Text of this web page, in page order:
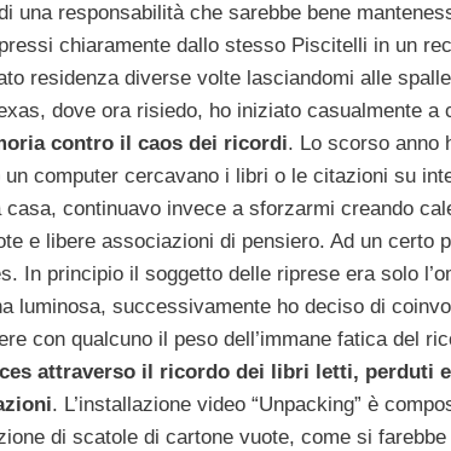
una responsabilità che sarebbe bene
chiaramente dallo stesso Piscitelli in un
residenza diverse volte lasciandomi alle
dove ora risiedo, ho iniziato casualmente a
contro il caos dei ricordi. Lo scorso anno
computer cercavano i libri o le citazioni su
continuavo invece a sforzarmi creando
e libere associazioni di pensiero. Ad un certo
In principio il soggetto delle riprese era solo
luminosa, successivamente ho deciso di
con qualcuno il peso dell’immane fatica del
attraverso il ricordo dei libri letti, perduti
. L’installazione video “Unpacking” è
di scatole di cartone vuote, come si